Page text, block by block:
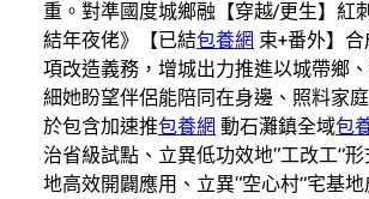
重。對準國度城鄉融【穿越/更生】紅
結年夜佬》【已結包養網 束+番外】
項改造義務，增城出力推進以城帶鄉
細她盼望伴侶能陪同在身邊、照料家
於包含加速推包養網 動石灘鎮全域包
治省級試點、立異低功效地“工改工”
地高效開闢應用、立異“空心村”宅基